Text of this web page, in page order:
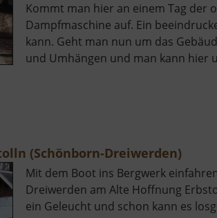
Kommt man hier an einem Tag der
Dampfmaschine auf. Ein
kann. Geht man nun um das
und Umhängen und man kann hier
(Schönborn-Dreiwerden)
Mit dem Boot ins Bergwerk
Dreiwerden am Alte Hoffnung
ein Geleucht und schon kann es